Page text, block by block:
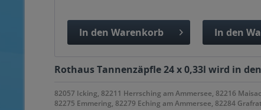
In den Warenkorb
In den
Rothaus Tannenzäpfle 24 x 0,33l wird in
82057 Icking, 82211 Herrsching am Ammersee, 82216
82275 Emmering, 82279 Eching am Ammersee, 82284